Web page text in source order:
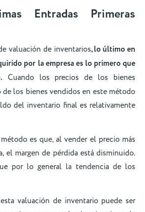
Entradas Primeras
valuación de inventarios, lo último en
por la empresa es lo primero que
Cuando los precios de los bienes
los bienes vendidos en este método
del inventario final es relativamente
es que, al vender el precio más
el margen de pérdida está disminuido.
por lo general la tendencia de los
valuación de inventario puede ser